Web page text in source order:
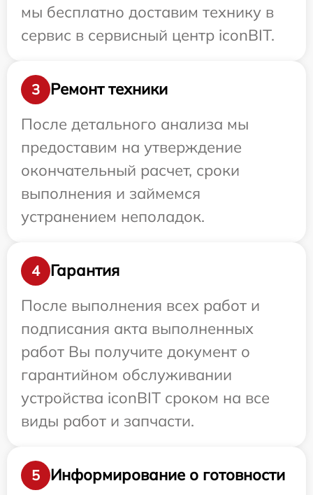
мы бесплатно доставим технику в
сервис в сервисный центр iconBIT.
3
Ремонт техники
После детального анализа мы
предоставим на утверждение
окончательный расчет, сроки
выполнения и займемся
устранением неполадок.
4
Гарантия
После выполнения всех работ и
подписания акта выполненных
работ Вы получите документ о
гарантийном обслуживании
устройства iconBIT сроком на все
виды работ и запчасти.
5
Информирование о готовности